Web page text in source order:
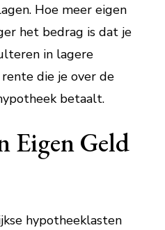
Hoe meer eigen
het bedrag is dat je
in lagere
die je over de
betaalt.
Eigen Geld
hypotheeklasten